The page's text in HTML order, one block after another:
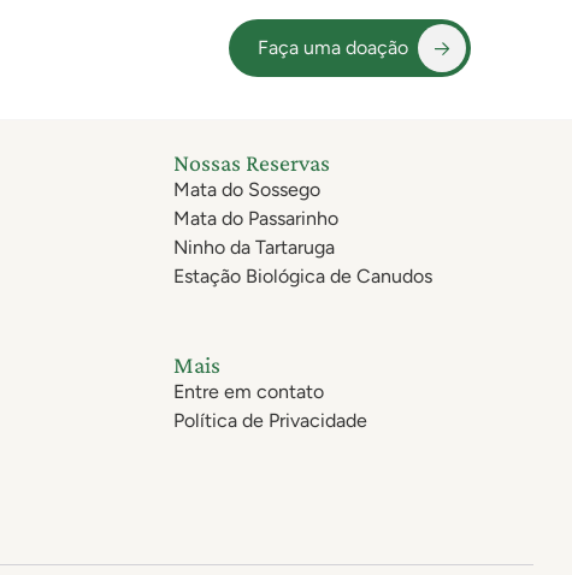
Faça uma doação
Nossas Reservas
Mata do Sossego
Mata do Passarinho
Ninho da Tartaruga
Estação Biológica de Canudos
Mais
Entre em contato
Política de Privacidade